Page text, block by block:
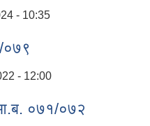
- 10:35
०७९
- 12:00
आ.ब. ०७१/०७२